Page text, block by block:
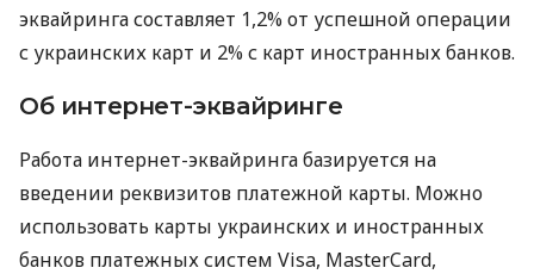
эквайринга составляет 1,2% от успешной операции
с украинских карт и 2% с карт иностранных банков.
Об интернет-эквайринге
Работа интернет-эквайринга базируется на
введении реквизитов платежной карты. Можно
использовать карты украинских и иностранных
банков платежных систем Visa, MasterCard,